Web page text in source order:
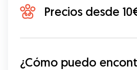
Precios desde
¿Cómo puedo